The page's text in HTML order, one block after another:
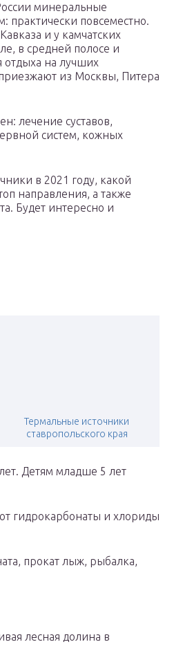
минеральные
практически повсеместно.
и у камчатских
в средней полосе и
отдыха на лучших
из Москвы, Питера
лечение суставов,
систем, кожных
в 2021 году, какой
направления, а также
Будет интересно и
Термальные источники
ставропольского края
Детям младше 5 лет
гидрокарбонаты и хлориды
прокат лыж, рыбалка,
лесная долина в